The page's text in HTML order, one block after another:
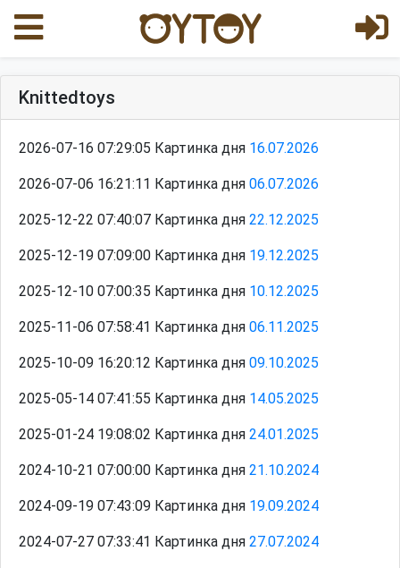
Knittedtoys
2026-07-16 07:29:05 Картинка дня 16.07.2026
2026-07-06 16:21:11 Картинка дня 06.07.2026
2025-12-22 07:40:07 Картинка дня 22.12.2025
2025-12-19 07:09:00 Картинка дня 19.12.2025
2025-12-10 07:00:35 Картинка дня 10.12.2025
2025-11-06 07:58:41 Картинка дня 06.11.2025
2025-10-09 16:20:12 Картинка дня 09.10.2025
2025-05-14 07:41:55 Картинка дня 14.05.2025
2025-01-24 19:08:02 Картинка дня 24.01.2025
2024-10-21 07:00:00 Картинка дня 21.10.2024
2024-09-19 07:43:09 Картинка дня 19.09.2024
2024-07-27 07:33:41 Картинка дня 27.07.2024